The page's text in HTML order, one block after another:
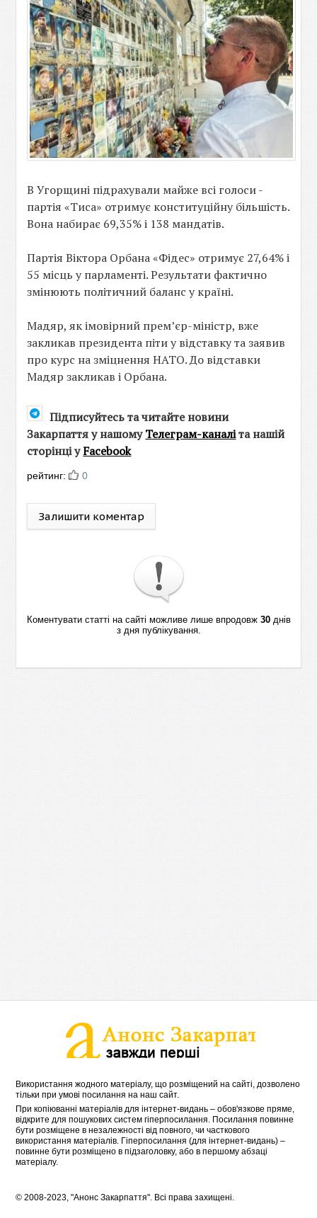
В Угорщині підрахували майже всі голоси -
партія «Тиса» отримує конституційну більшість.
Вона набирає 69,35% і 138 мандатів.
Партія Віктора Орбана «Фідес» отримує 27,64% і
55 місць у парламенті. Результати фактично
змінюють політичний баланс у країні.
Мадяр, як імовірний прем’єр-міністр, вже
закликав президента піти у відставку та заявив
про курс на зміцнення НАТО. До відставки
Мадяр закликав і Орбана.
Підписуйтесь та читайте новини
Закарпаття у нашомуТелеграм-каналіта нашій
сторінці уFacebook
рейтинг: 0
Залишити коментар
Коментувати статті на сайті можливе лише впродовж 30днів
з дня публікування.
Використання жодного матеріалу, що розміщений на сайті, дозволено
тільки при умові посилання на наш сайт.
При копіюванні матеріалів для інтернет-видань – обов'язкове пряме,
відкрите для пошукових систем гіперпосилання. Посилання повинне
бути розміщене в незалежності від повного, чи часткового
використання матеріалів. Гіперпосилання (для інтернет-видань) –
повинне бути розміщено в підзаголовку, або в першому абзаці
матеріалу.
© 2008-2023, "Анонс Закарпаття". Всі права захищені.